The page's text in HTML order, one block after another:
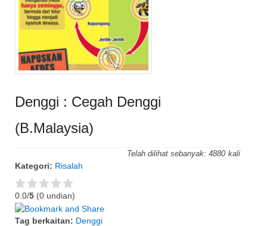
Denggi : Cegah Denggi
(B.Malaysia)
Telah dilihat sebanyak: 4880
Kategori: Risalah
0.0/5 (0 undian)
Tag berkaitan: Denggi